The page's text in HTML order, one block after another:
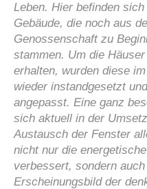
Leben. Hier befinden
Gebäude, die noch aus
Genossenschaft zu
stammen. Um die
erhalten, wurden diese
wieder instandgesetzt
angepasst. Eine ganz
sich aktuell in der
Austausch der Fenster
nicht nur die
verbessert, sondern
Erscheinungsbild der